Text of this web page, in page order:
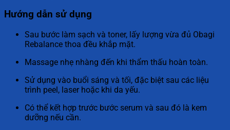
Hướng dẫn sử dụng
Sau bước làm sạch và toner, lấy lượng vừa đủ Obagi
Rebalance thoa đều khắp mặt.
Massage nhẹ nhàng đến khi thẩm thấu hoàn toàn.
Sử dụng vào buổi sáng và tối, đặc biệt sau các liệu
trình peel, laser hoặc khi da yếu.
Có thể kết hợp trước bước serum và sau đó là kem
dưỡng nếu cần.